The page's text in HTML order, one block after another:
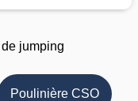
jumping
Poulinière CSO